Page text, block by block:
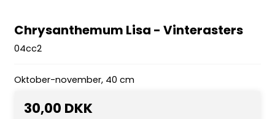
Chrysanthemum Lisa - Vinterasters
04cc2
Oktober-november, 40 cm
30,00 DKK